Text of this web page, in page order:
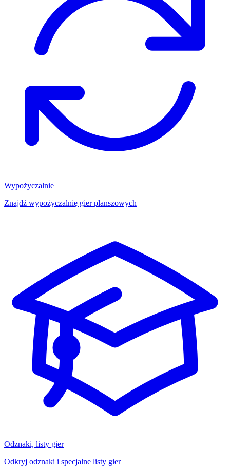
Wypożyczalnie
Znajdź wypożyczalnię gier planszowych
Odznaki, listy gier
Odkryj odznaki i specjalne listy gier